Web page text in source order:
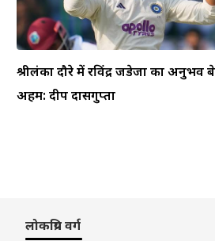
श्रीलंका दौरे में रविंद्र जडेजा का अनुभव
अहम: दीप दासगुप्ता
लोकप्रिय वर्ग